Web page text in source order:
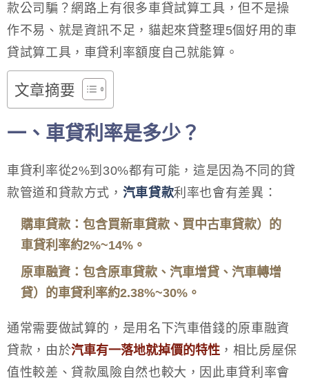
款公司騙？網路上有很多車貸試算工具，但不是操
作不易、就是資訊不足，貓起來貸整理5個好用的車
貸試算工具，車貸利率額度自己就能算。
文章摘要
一、車貸利率是多少？
車貸利率從2%到30%都有可能，這是因為不同的貸
款管道和貸款方式， 汽車貸款利率也會有差異：
購車貸款：包含買新車貸款、買中古車貸款）的
車貸利率約2%~14%。
原車融資：包含原車貸款、汽車增貸、汽車轉增
貸）的車貸利率約2.38%~30%。
通常需要做試算的，是用名下汽車借錢的原車融資
貸款，由於汽車有一落地就掉價的特性 ，相比房屋保
值性較差、貸款風險自然也較大，因此車貸利率會